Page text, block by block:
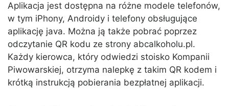
Aplikacja jest dostępna na różne modele telefonów,
w tym iPhony, Androidy i telefony obsługujące
aplikację java. Można ją także pobrać poprzez
odczytanie QR kodu ze strony abcalkoholu.pl.
Każdy kierowca, który odwiedzi stoisko Kompanii
Piwowarskiej, otrzyma nalepkę z takim QR kodem i
krótką instrukcją pobierania bezpłatnej aplikacji.